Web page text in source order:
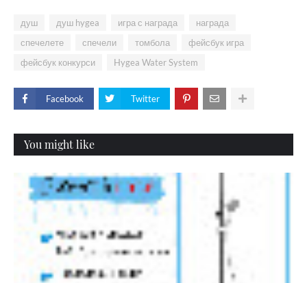
душ душ hygea игра с награда
награда
спечелете
спечели томбола
фейсбук игра
фейсбук конкурси
Hygea Water System
Facebook Twitter
You might like